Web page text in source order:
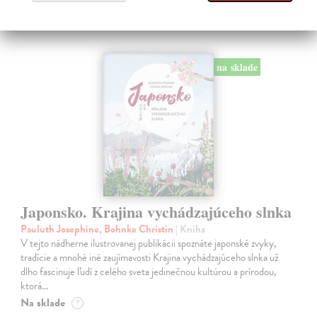
na sklade
Japonsko. Krajina vychádzajúceho slnka
Pauluth Josephine, Bohnke Christin | Kniha
V tejto nádherne ilustrovanej publikácii spoznáte japonské zvyky,
tradície a mnohé iné zaujímavosti Krajina vychádzajúceho slnka už
dlho fascinuje ľudí z celého sveta jedinečnou kultúrou a prírodou,
ktorá…
Na sklade ?